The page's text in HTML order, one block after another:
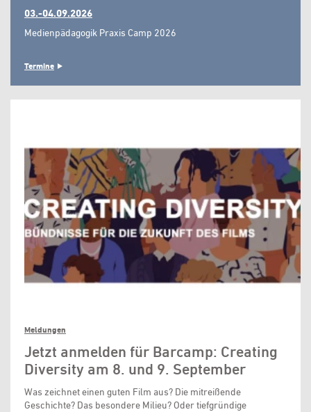
03.-04.09.2026
Medienpädagogik Praxis Camp 2026
Termine
Meldungen
Jetzt anmelden für Barcamp: Creating
Diversity am 8. und 9. September
Was zeichnet einen guten Film aus? Die mitreißende
Geschichte? Das besondere Milieu? Oder tiefgründige